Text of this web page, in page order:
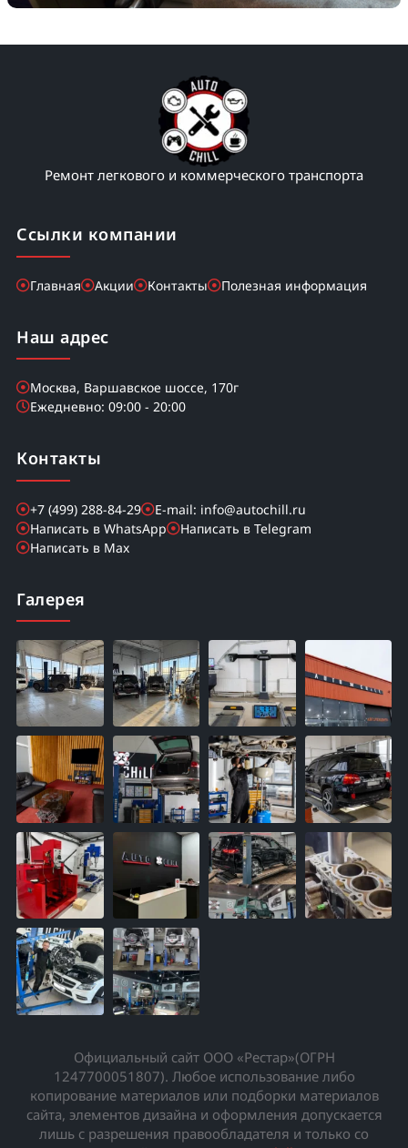
Ремонт легкового и коммерческого транспорта
Ссылки компании
Главная Акции Контакты Полезная информация
Наш адрес
Москва, Варшавское шоссе, 170г
Ежедневно: 09:00 - 20:00
Галерея
Контакты
+7 (499) 288-84-29
E-mail: info@autochill.ru
Написать в WhatsApp
Написать в Telegram
Написать в Max
Официальный сайт ООО «Рестар»(ОГРН
1247700051807). Любое использование либо
копирование материалов или подборки материалов
сайта, элементов дизайна и оформления допускается
лишь с разрешения правообладателя и только со